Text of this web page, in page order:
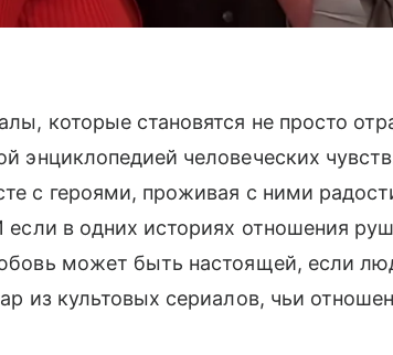
которые становятся не просто
энциклопедией человеческих
с героями, проживая с ними
если в одних историях отношения
может быть настоящей, если
из культовых сериалов, чьи